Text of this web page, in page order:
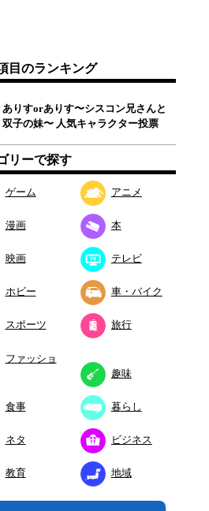
目のランキング
ありすorありす〜シスコン兄さんと
双子の妹〜 人気キャラクター投票
リーで探す
ゲーム アニメ
漫画 本
映画 テレビ
ホビー 車・バイク
スポーツ 旅行
ファッショ
趣味
食事 暮らし
ネタ ビジネス
教育 地域